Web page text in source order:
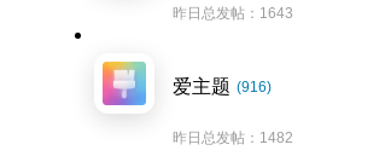
昨日总发帖：1643
爱主题 (916)
昨日总发帖：1482